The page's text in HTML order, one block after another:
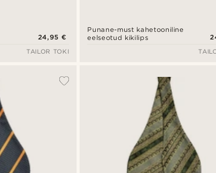
24,95 €
TAILOR TOKI
Punane-must kahetooniline
eelseotud kikilips